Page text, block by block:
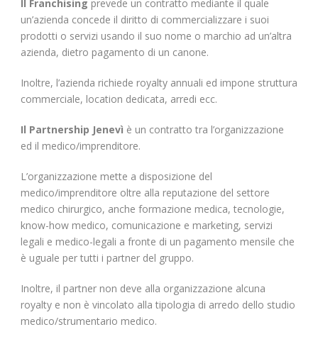
Il Franchising prevede un contratto mediante il quale
un’azienda concede il diritto di commercializzare i suoi
prodotti o servizi usando il suo nome o marchio ad un’altra
azienda, dietro pagamento di un canone.
Inoltre, l’azienda richiede royalty annuali ed impone struttura
commerciale, location dedicata, arredi ecc.
Il Partnership Jenevì è un contratto tra l’organizzazione
ed il medico/imprenditore.
L’organizzazione mette a disposizione del
medico/imprenditore oltre alla reputazione del settore
medico chirurgico, anche formazione medica, tecnologie,
know-how medico, comunicazione e marketing, servizi
legali e medico-legali a fronte di un pagamento mensile che
è uguale per tutti i partner del gruppo.
Inoltre, il partner non deve alla organizzazione alcuna
royalty e non è vincolato alla tipologia di arredo dello studio
medico/strumentario medico.